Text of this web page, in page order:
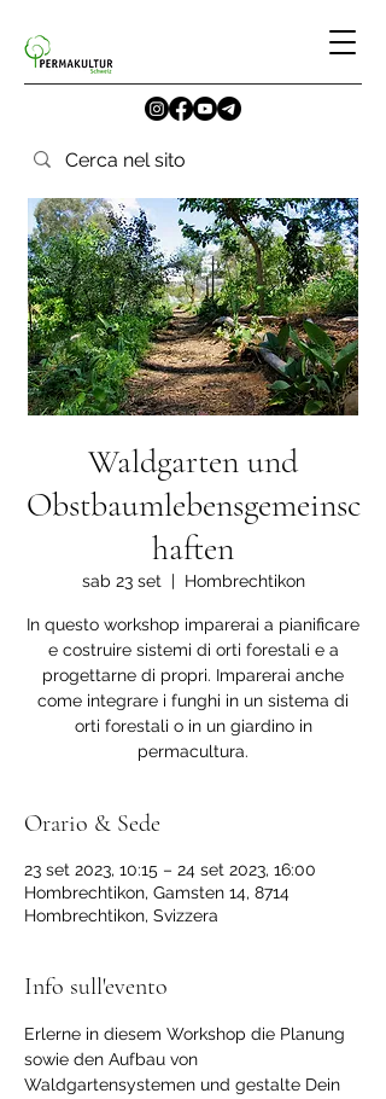
Waldgarten und
Obstbaumlebensgemeinsc
haften
sab 23 set
  |
Hombrechtikon
In questo workshop imparerai a pianificare
e costruire sistemi di orti forestali e a
progettarne di propri. Imparerai anche
come integrare i funghi in un sistema di
orti forestali o in un giardino in
permacultura.
Orario & Sede
23 set 2023, 10:15 – 24 set 2023, 16:00
Hombrechtikon, Gamsten 14, 8714
Hombrechtikon, Svizzera
Info sull'evento
Erlerne in diesem Workshop die Planung
sowie den Aufbau von
Waldgartensystemen und gestalte Dein